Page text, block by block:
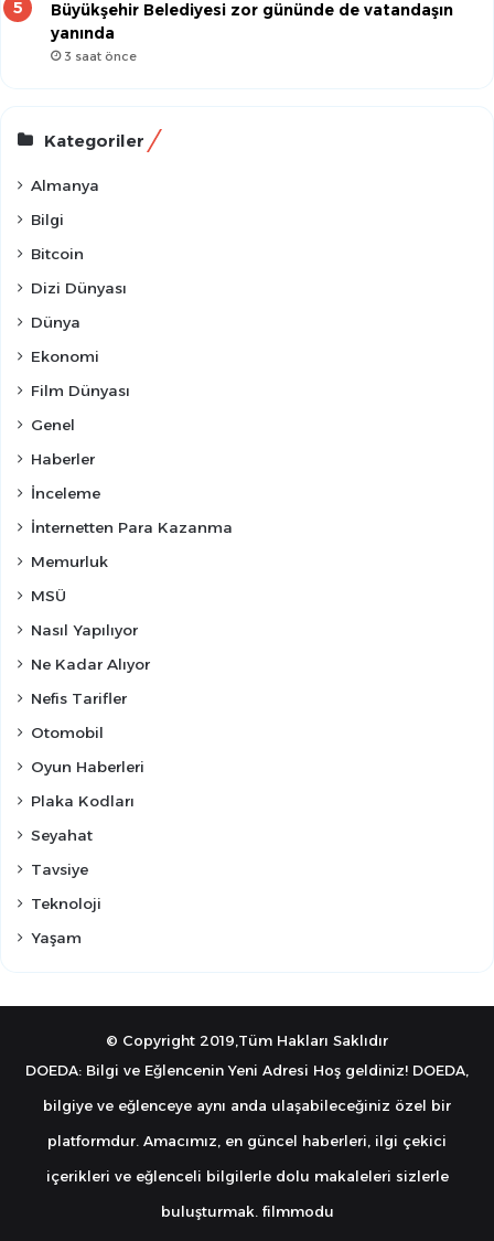
Büyükşehir Belediyesi zor gününde de vatandaşın
yanında
3 saat önce
Kategoriler
Almanya
Bilgi
Bitcoin
Dizi Dünyası
Dünya
Ekonomi
Film Dünyası
Genel
Haberler
İnceleme
İnternetten Para Kazanma
Memurluk
MSÜ
Nasıl Yapılıyor
Ne Kadar Alıyor
Nefis Tarifler
Otomobil
Oyun Haberleri
Plaka Kodları
Seyahat
Tavsiye
Teknoloji
Yaşam
© Copyright 2019,Tüm Hakları Saklıdır
DOEDA: Bilgi ve Eğlencenin Yeni Adresi Hoş geldiniz! DOEDA,
bilgiye ve eğlenceye aynı anda ulaşabileceğiniz özel bir
platformdur. Amacımız, en güncel haberleri, ilgi çekici
içerikleri ve eğlenceli bilgilerle dolu makaleleri sizlerle
buluşturmak. filmmodu